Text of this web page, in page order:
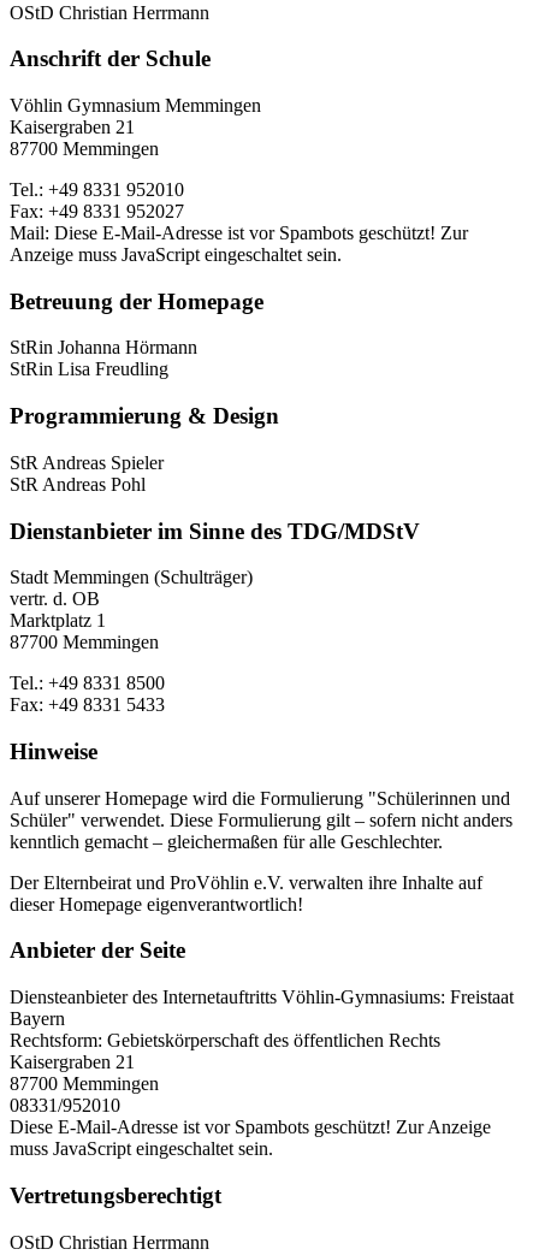
OStD Christian Herrmann
Anschrift der Schule
Vöhlin Gymnasium Memmingen
Kaisergraben 21
87700 Memmingen
Tel.: +49 8331 952010
Fax: +49 8331 952027
Mail: Diese E-Mail-Adresse ist vor Spambots geschützt! Zur
Anzeige muss JavaScript eingeschaltet sein.
Betreuung der Homepage
StRin Johanna Hörmann
StRin Lisa Freudling
Programmierung & Design
StR Andreas Spieler
StR Andreas Pohl
Dienstanbieter im Sinne des TDG/MDStV
Stadt Memmingen (Schulträger)
vertr. d. OB
Marktplatz 1
87700 Memmingen
Tel.: +49 8331 8500
Fax: +49 8331 5433
Hinweise
Auf unserer Homepage wird die Formulierung "Schülerinnen und
Schüler" verwendet. Diese Formulierung gilt – sofern nicht anders
kenntlich gemacht – gleichermaßen für alle Geschlechter.
Der Elternbeirat und ProVöhlin e.V. verwalten ihre Inhalte auf
dieser Homepage eigenverantwortlich!
Anbieter der Seite
Diensteanbieter des Internetauftritts Vöhlin-Gymnasiums: Freistaat
Bayern
Rechtsform: Gebietskörperschaft des öffentlichen Rechts
Kaisergraben 21
87700 Memmingen
08331/952010
Diese E-Mail-Adresse ist vor Spambots geschützt! Zur Anzeige
muss JavaScript eingeschaltet sein.
Vertretungsberechtigt
OStD Christian Herrmann